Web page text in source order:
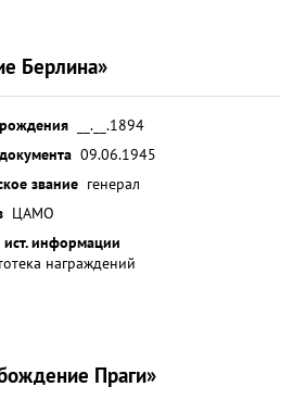
Берлина»
__.__.1894
09.06.1945
звание генерал
ЦАМО
информации
награждений
Праги»